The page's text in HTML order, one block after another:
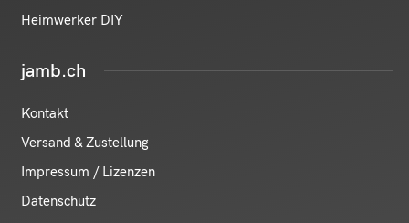
Heimwerker DIY
jamb.ch
Kontakt
Versand & Zustellung
Impressum / Lizenzen
Datenschutz